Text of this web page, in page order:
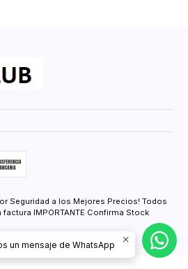
Seguridad a los Mejores Precios! Todos
IMPORTANTE Confirma Stock
Desarrollado por Jumpseller
un mensaje de WhatsApp